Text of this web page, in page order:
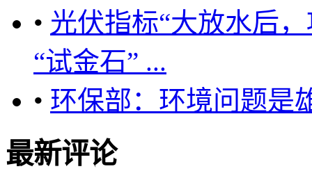
• 光伏指标“大放水后
“试金石” ...
• 环保部：环境问题是
最新评论